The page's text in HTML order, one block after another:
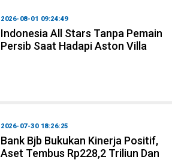
2026-08-01 09:24:49
Indonesia All Stars Tanpa Pemain
Persib Saat Hadapi Aston Villa
2026-07-30 18:26:25
Bank Bjb Bukukan Kinerja Positif,
Aset Tembus Rp228,2 Triliun Dan